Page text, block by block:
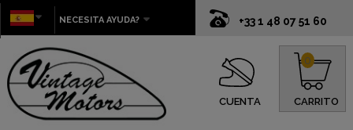
+33 1 48 07 51 60
NECESITA AYUDA?
CUENTA CARRITO
0